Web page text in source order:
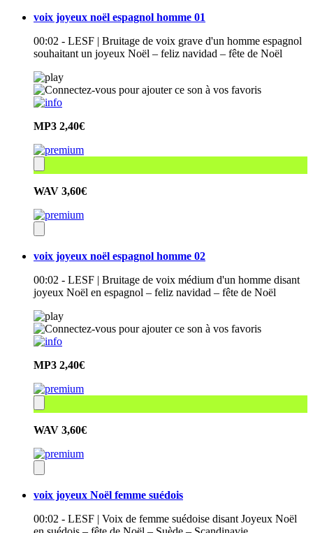
voix joyeux noël espagnol homme 01
00:02 - LESF | Bruitage de voix grave d'un homme espagnol
souhaitant un joyeux Noël – feliz navidad – fête de Noël
MP3 2,40€
WAV 3,60€
voix joyeux noël espagnol homme 02
00:02 - LESF | Bruitage de voix médium d'un homme disant
joyeux Noël en espagnol – feliz navidad – fête de Noël
MP3 2,40€
WAV 3,60€
voix joyeux Noël femme suédois
00:02 - LESF | Voix de femme suédoise disant Joyeux Noël